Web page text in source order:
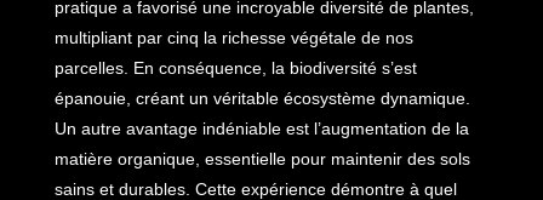
pratique a favorisé une incroyable diversité de plantes,
multipliant par cinq la richesse végétale de nos
parcelles. En conséquence, la biodiversité s’est
épanouie, créant un véritable écosystème dynamique.
Un autre avantage indéniable est l’augmentation de la
matière organique, essentielle pour maintenir des sols
sains et durables. Cette expérience démontre à quel